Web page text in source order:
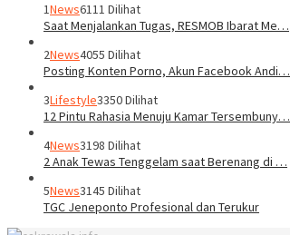
1News6111 Dilihat
Saat Menjalankan Tugas, RESMOB Ibarat Me…
2News4055 Dilihat
Posting Konten Porno, Akun Facebook Andi…
3Lifestyle3350 Dilihat
12 Pintu Rahasia Menuju Kamar Tersembuny…
4News3198 Dilihat
2 Anak Tewas Tenggelam saat Berenang di …
5News3145 Dilihat
TGC Jeneponto Profesional dan Terukur